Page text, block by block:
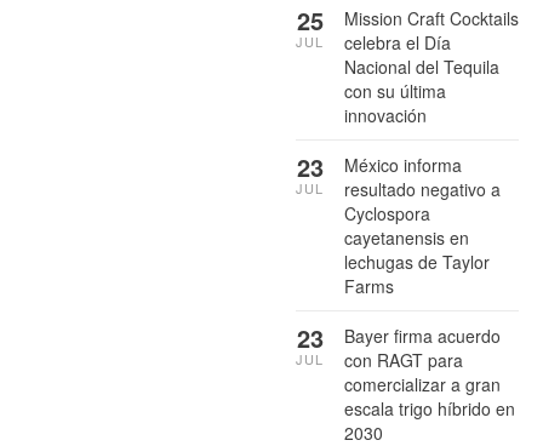
Mission Craft Cocktails
celebra el Día
Nacional del Tequila
con su última
innovación
25
JUL
México informa
resultado negativo a
Cyclospora
cayetanensis en
lechugas de Taylor
Farms
23
JUL
Bayer firma acuerdo
con RAGT para
comercializar a gran
escala trigo híbrido en
2030
23
JUL